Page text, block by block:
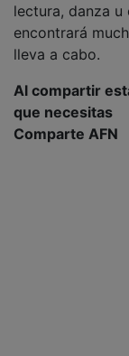
lectura, danza
encontrará
lleva a cabo.
Al compartir
que necesitas
Comparte AFN